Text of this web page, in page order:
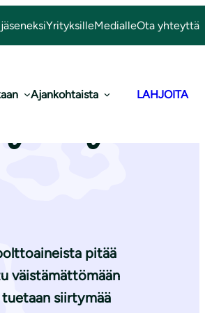
YrityksilleMedialleOta yhteyttä
Ajankohtaista LAHJOITA
pitää
väistämättömään
siirtymää